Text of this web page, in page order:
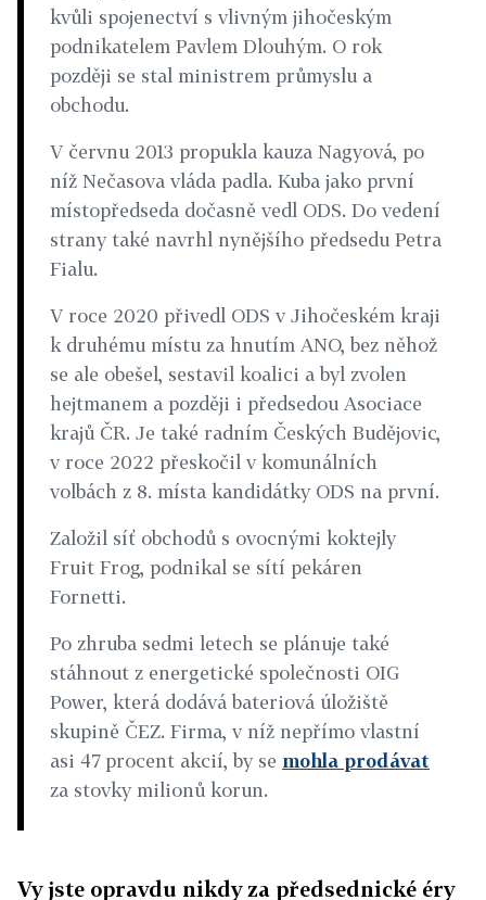
kvůli spojenectví s vlivným jihočeským
podnikatelem Pavlem Dlouhým. O rok
později se stal ministrem průmyslu a
obchodu.
V červnu 2013 propukla kauza Nagyová, po
níž Nečasova vláda padla. Kuba jako první
místopředseda dočasně vedl ODS. Do vedení
strany také navrhl nynějšího předsedu Petra
Fialu.
V roce 2020 přivedl ODS v Jihočeském kraji
k druhému místu za hnutím ANO, bez něhož
se ale obešel, sestavil koalici a byl zvolen
hejtmanem a později i předsedou Asociace
krajů ČR. Je také radním Českých Budějovic,
v roce 2022 přeskočil v komunálních
volbách z 8. místa kandidátky ODS na první.
Založil síť obchodů s ovocnými koktejly
Fruit Frog, podnikal se sítí pekáren
Fornetti.
Po zhruba sedmi letech se plánuje také
stáhnout z energetické společnosti OIG
Power, která dodává bateriová úložiště
skupině ČEZ. Firma, v níž nepřímo vlastní
asi 47 procent akcií, by se mohla prodávat
za stovky milionů korun.
Vy jste opravdu nikdy za předsednické éry